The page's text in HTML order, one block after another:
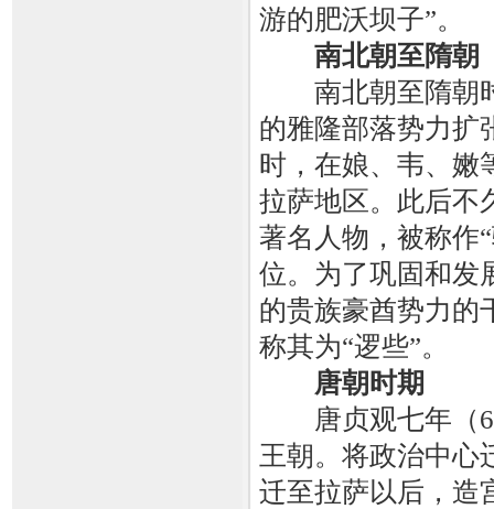
游的肥沃坝子”。
南北朝至隋朝
南北朝至隋朝时
的雅隆部落势力扩
时，在娘、韦、嫩
拉萨地区。此后不
著名人物，被称作
位。为了巩固和发
的贵族豪酋势力的
称其为“逻些”。
唐朝时期
唐贞观七年（
王朝。将政治中心
迁至拉萨以后，造